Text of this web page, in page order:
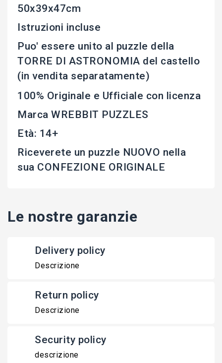
50x39x47cm
Istruzioni incluse
Puo' essere unito al puzzle della
TORRE DI ASTRONOMIA del castello
(in vendita separatamente)
100% Originale e Ufficiale con licenza
Marca WREBBIT PUZZLES
Età: 14+
Riceverete un puzzle NUOVO nella
sua CONFEZIONE ORIGINALE
Le nostre garanzie
Delivery policy
Descrizione
Return policy
Descrizione
Security policy
descrizione